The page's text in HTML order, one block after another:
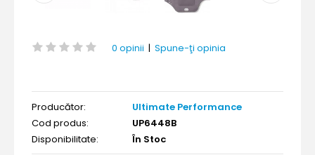
0 opinii | Spune-ţi opinia
Producător:
Ultimate Performance
Cod produs:
UP6448B
Disponibilitate:
În Stoc